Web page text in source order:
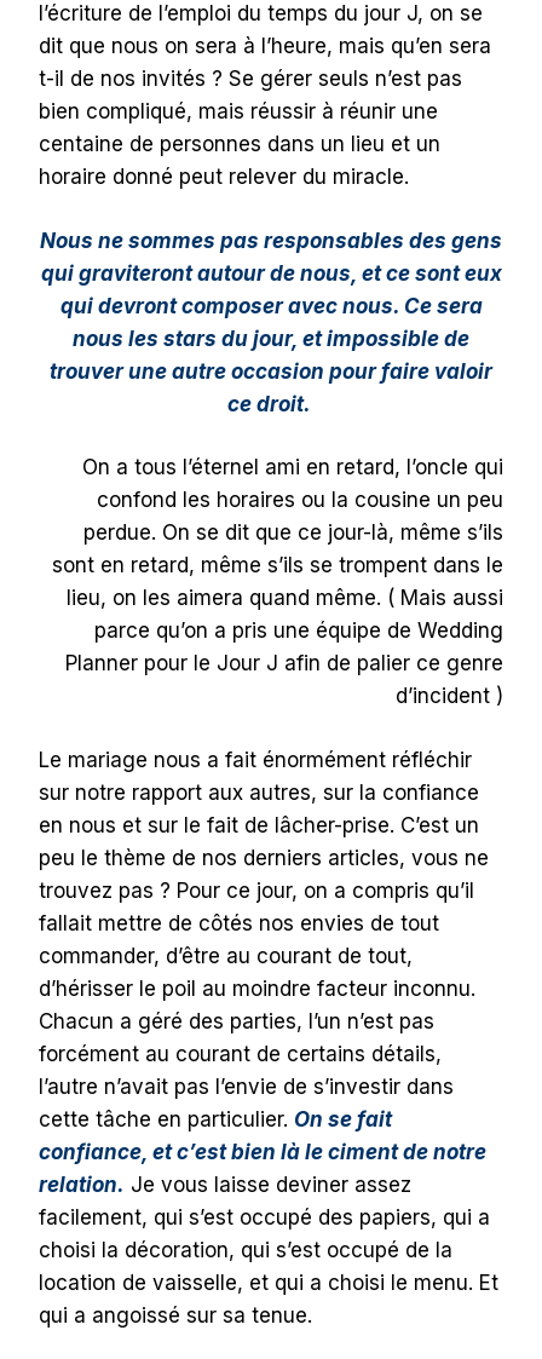
l’écriture de l’emploi du temps du jour J, on se
dit que nous on sera à l’heure, mais qu’en sera
t-il de nos invités ? Se gérer seuls n’est pas
bien compliqué, mais réussir à réunir une
centaine de personnes dans un lieu et un
horaire donné peut relever du miracle.
Nous ne sommes pas responsables des gens
qui graviteront autour de nous, et ce sont eux
qui devront composer avec nous. Ce sera
nous les stars du jour, et impossible de
trouver une autre occasion pour faire valoir
ce droit.
On a tous l’éternel ami en retard, l’oncle qui
confond les horaires ou la cousine un peu
perdue. On se dit que ce jour-là, même s’ils
sont en retard, même s’ils se trompent dans le
lieu, on les aimera quand même. ( Mais aussi
parce qu’on a pris une équipe de Wedding
Planner pour le Jour J afin de palier ce genre
d’incident )
Le mariage nous a fait énormément réfléchir
sur notre rapport aux autres, sur la confiance
en nous et sur le fait de lâcher-prise. C’est un
peu le thème de nos derniers articles, vous ne
trouvez pas ? Pour ce jour, on a compris qu’il
fallait mettre de côtés nos envies de tout
commander, d’être au courant de tout,
d’hérisser le poil au moindre facteur inconnu.
Chacun a géré des parties, l’un n’est pas
forcément au courant de certains détails,
l’autre n’avait pas l’envie de s’investir dans
cette tâche en particulier. On se fait
confiance, et c’est bien là le ciment de notre
relation. Je vous laisse deviner assez
facilement, qui s’est occupé des papiers, qui a
choisi la décoration, qui s’est occupé de la
location de vaisselle, et qui a choisi le menu. Et
qui a angoissé sur sa tenue.